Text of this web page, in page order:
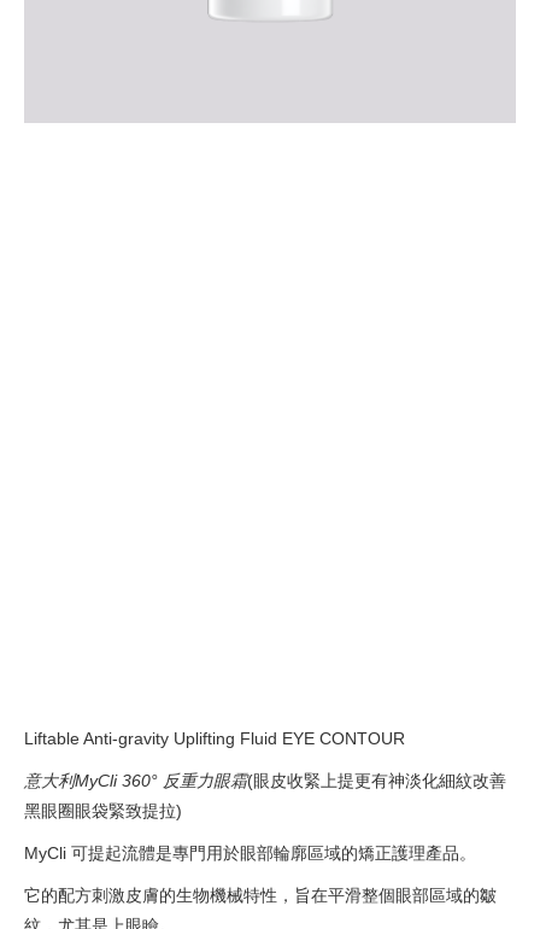
Liftable Anti-gravity Uplifting Fluid EYE CONTOUR
意大利MyCli 360° 反重力眼霜(眼皮收緊上提更有神淡化細紋改善
黑眼圈眼袋緊致提拉)
MyCli 可提起流體是專門用於眼部輪廓區域的矯正護理產品。
它的配方刺激皮膚的生物機械特性，旨在平滑整個眼部區域的皺